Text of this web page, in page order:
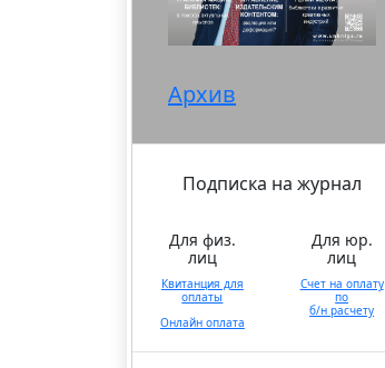
Архив
Подписка на журнал
Для физ.
лиц
Квитанция для
оплаты
Онлайн оплата
Для юр.
лиц
Счет на оплату
по
б/н расчету